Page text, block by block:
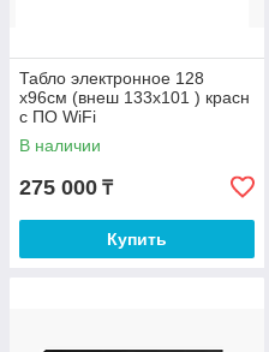
Табло электронное 128
х96см (внеш 133х101 ) красн
с ПО WiFi
В наличии
275 000 ₸
Купить